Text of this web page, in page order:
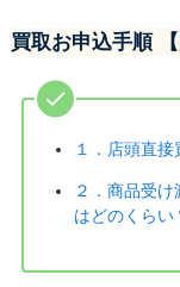
買取お申込手順【
１．店頭直
２．商品受
はどのくらい